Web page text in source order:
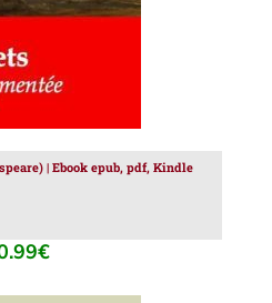
| Ebook epub, pdf, Kindle
€